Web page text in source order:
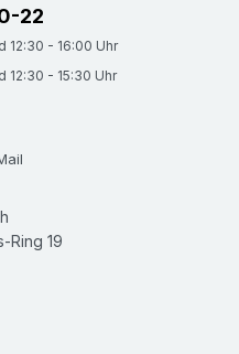
22
12:30 - 16:00 Uhr
12:30 - 15:30 Uhr
Ring 19